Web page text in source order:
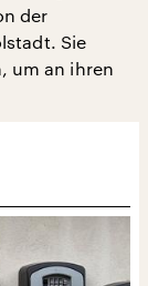
der
Sie
um an ihren